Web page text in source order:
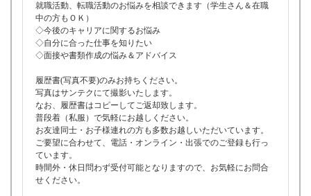
就職活動、転職活動のお悩みを相談できます（学生さん＆在職
中の方もＯＫ）
◇今後のキャリアに関するお悩み
◇自分に合った仕事を知りたい
◇面接や書類作成の悩み＆アドバイス
履歴書(写真不要)のみお持ちください。
写真はサンテクにて撮影いたします。
なお、履歴書はコピーしてご返却致します。
普段着（私服）で気軽にお越しください。
お友達同士・お子様連れの方も多数お越しいただいています。
ご要望に合わせて、電話・オンライン・出張でのご登録も行っ
ています。
時間外・休日問わず受付可能となりますので、お気軽にお問合
せください。